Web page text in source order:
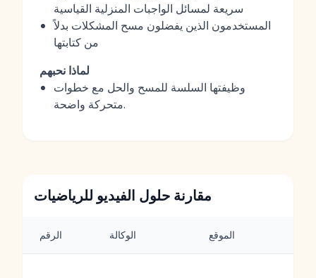
سريعة لمسائل الواجبات المنزلية القياسية
المستخدمون الذين يفضلون مسح المشكلات بدلاً
من كتابتها
لماذا نحبهم
وظيفتها السلسة للمسح والحل مع خطوات
متحركة واضحة.
مقارنة حلول الفيديو للرياضيات
الرقم الوكالة الموقع